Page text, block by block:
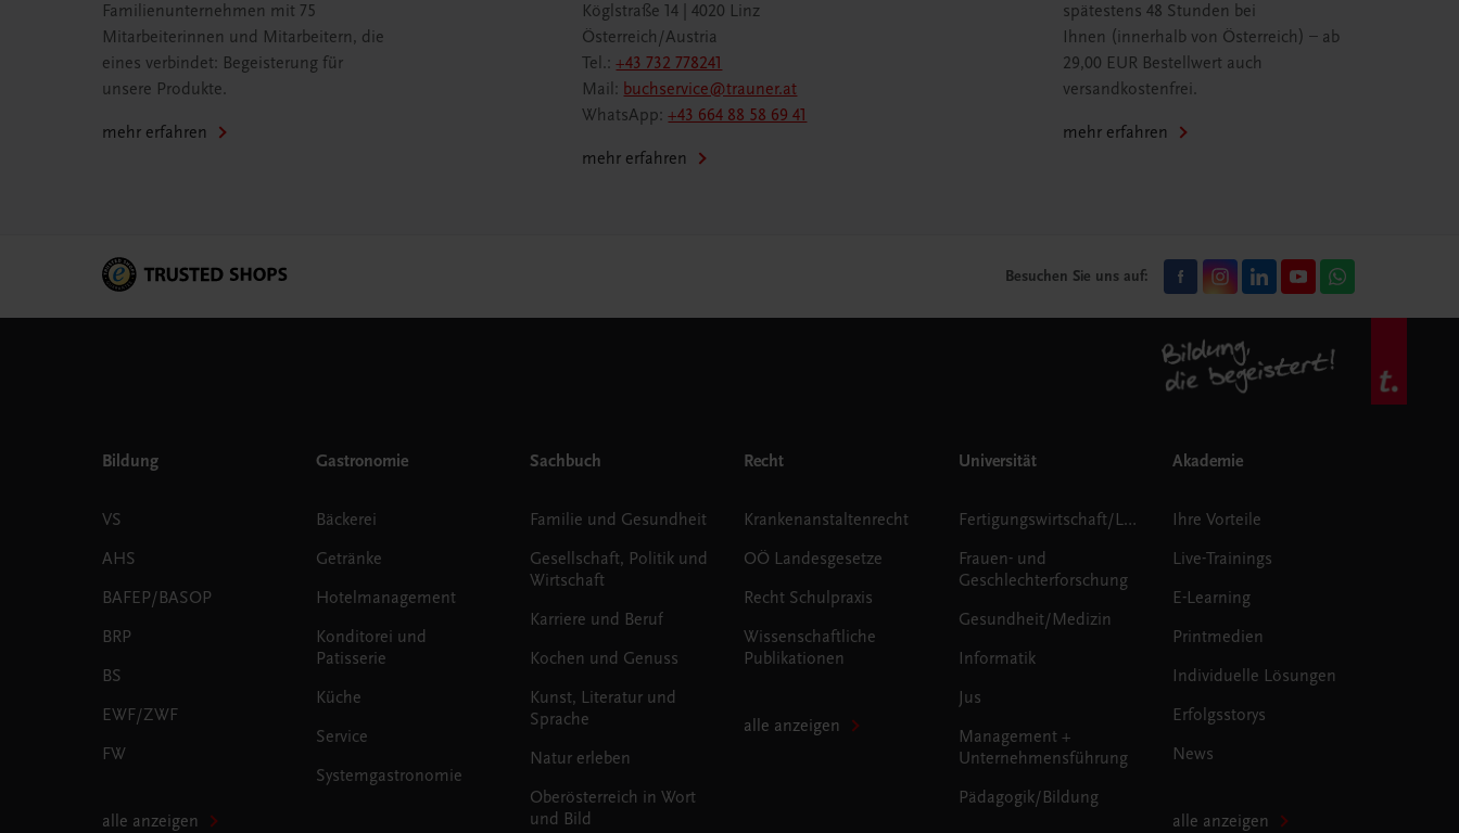
Familienunternehmen mit 75
Mitarbeiterinnen und Mitarbeitern, die
eines verbindet: Begeisterung für
unsere Produkte.
mehr erfahren
Köglstraße 14 | 4020 Linz
Österreich/Austria
Tel.:+43 732 778241
Mail: buchservice@trauner.at
WhatsApp:+43 664 88 58 69 41
mehr erfahren
spätestens 48 Stunden bei
Ihnen (innerhalb von Österreich) – ab
29,00 EUR Bestellwert auch
versandkostenfrei.
mehr erfahren
Besuchen Sie uns auf:
Bildung
VS
AHS
BAFEP/BASOP
BRP
BS
EWF/ZWF
FW
alle anzeigen
Gastronomie
Bäckerei
Getränke
Hotelmanagement
Konditorei und
Patisserie
Küche
Service
Systemgastronomie
Sachbuch
Familie und Gesundheit
Gesellschaft, Politik und
Wirtschaft
Karriere und Beruf
Kochen und Genuss
Kunst, Literatur und
Sprache
Natur erleben
Oberösterreich in Wort
und Bild
Recht
Krankenanstaltenrecht
OÖ Landesgesetze
Recht Schulpraxis
Wissenschaftliche
Publikationen
alle anzeigen
Universität
Fertigungswirtschaft/Logistik
Frauen- und
Geschlechterforschung
Gesundheit/Medizin
Informatik
Jus
Management +
Unternehmensführung
Pädagogik/Bildung
Akademie
Ihre Vorteile
Live-Trainings
E-Learning
Printmedien
Individuelle Lösungen
Erfolgsstorys
News
alle anzeigen